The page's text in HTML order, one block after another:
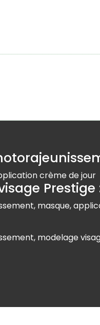
crème de jour
Prestige
masque,
modelage